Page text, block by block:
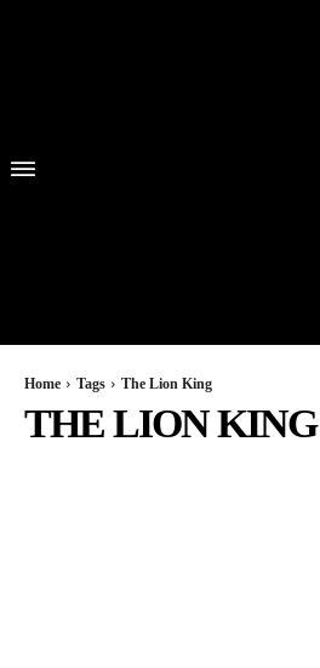
Home Tags The Lion King
THE LION KING